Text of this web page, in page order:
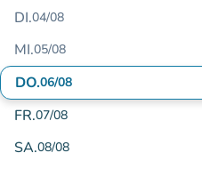
DI.04/08
MI.05/08
DO.06/08
FR.07/08
SA.08/08